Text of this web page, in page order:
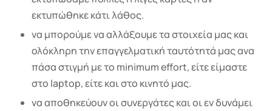
εκτυπώθηκε κάτι λάθος.
να μπορούμε να αλλάξουμε τα στοιχεία μας και
ολόκληρη την επαγγελματική ταυτότητά μας ανα
πάσα στιγμή με το minimum effort, είτε είμαστε
στο laptop, είτε και στο κινητό μας.
να αποθηκεύουν οι συνεργάτες και οι εν δυνάμει